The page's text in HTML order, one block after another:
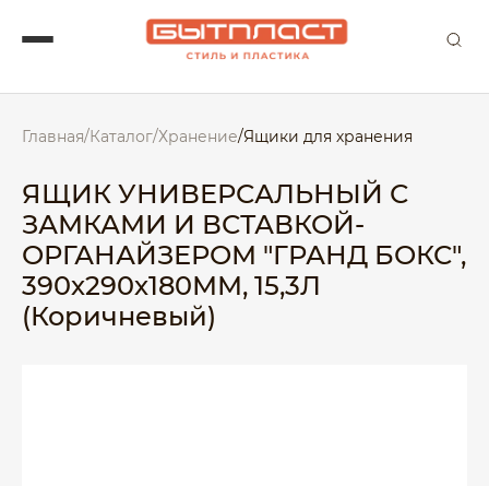
Главная/Каталог/Хранение/Ящики для хранения
ЯЩИК УНИВЕРСАЛЬНЫЙ С
ЗАМКАМИ И ВСТАВКОЙ-
ОРГАНАЙЗЕРОМ "ГРАНД БОКС",
390х290х180ММ, 15,3Л
(Коричневый)